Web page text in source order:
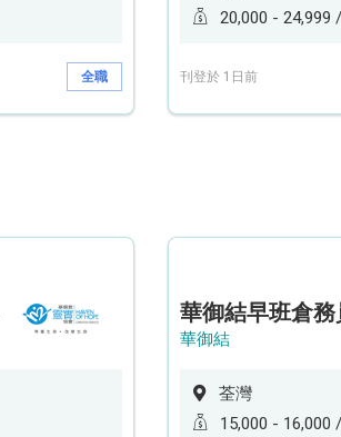
全職
20,000 - 24,999
刊登於 1日前
華御結
荃灣
15,000 - 16,000